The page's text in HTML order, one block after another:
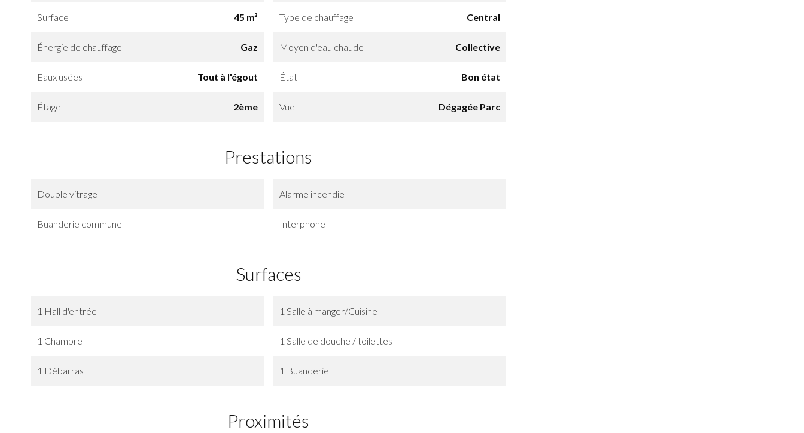
Surface 45 m² Type de chauffage Central
Énergie de chauffage Gaz Moyen d'eau chaude Collective
Eaux usées Tout à l'égout État Bon état
Étage 2ème Vue Dégagée Parc
Prestations
Double vitrage Alarme incendie
Buanderie commune Interphone
Surfaces
1 Hall d'entrée 1 Salle à manger/Cuisine
1 Chambre 1 Salle de douche / toilettes
1 Débarras 1 Buanderie
Proximités